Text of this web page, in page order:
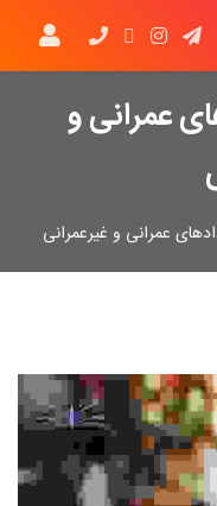
عمرانی و
عمرانی و غیرعمرانی